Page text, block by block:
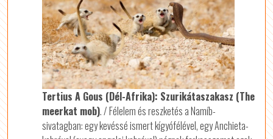
Tertius A Gous (Dél-Afrika): Szurikátaszakasz (The
meerkat mob). / Félelem és reszketés a Namíb-
sivatagban: egy kevéssé ismert kígyófélével, egy Anchieta-